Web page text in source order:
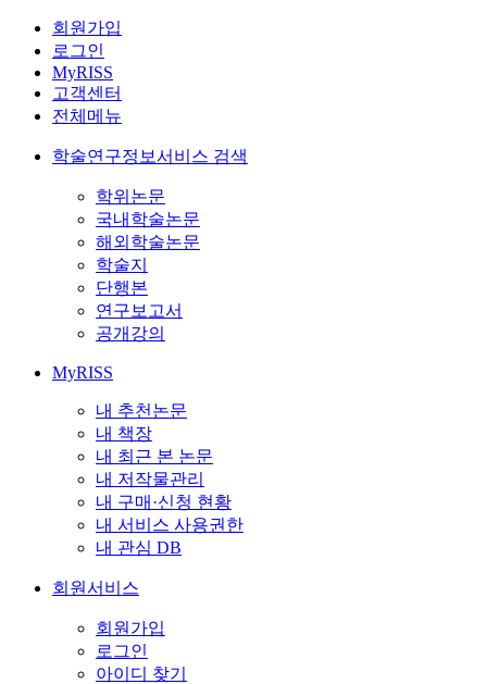
회원가입
로그인
MyRISS
고객센터
전체메뉴
학술연구정보서비스 검색
학위논문
국내학술논문
해외학술논문
학술지
단행본
연구보고서
공개강의
MyRISS
내 추천논문
내 책장
내 최근 본 논문
내 저작물관리
내 구매·신청 현황
내 서비스 사용권한
내 관심 DB
회원서비스
회원가입
로그인
아이디 찾기